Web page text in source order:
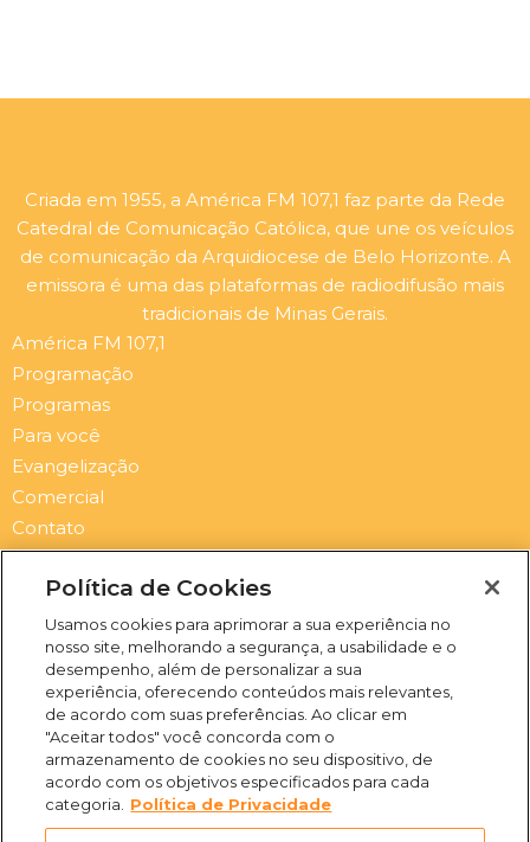
Criada em 1955, a América FM 107,1 faz parte da Rede
Catedral de Comunicação Católica, que une os veículos
de comunicação da Arquidiocese de Belo Horizonte. A
emissora é uma das plataformas de radiodifusão mais
tradicionais de Minas Gerais.
América FM 107,1
Programação
Programas
Para você
Evangelização
Comercial
Contato
Newsletter
Email Submit
F
a
c
e
b
o
o
k
Y
o
u
t
u
b
e
S
p
o
t
i
f
y
(31) 3469-2500
Rua Campo Verde, 103 -
Juliana, Belo Horizonte -
Política de Cookies
Usamos cookies para aprimorar a sua experiência no
nosso site, melhorando a segurança, a usabilidade e o
desempenho, além de personalizar a sua
experiência, oferecendo conteúdos mais relevantes,
de acordo com suas preferências. Ao clicar em
"Aceitar todos" você concorda com o
armazenamento de cookies no seu dispositivo, de
acordo com os objetivos especificados para cada
categoria. Política de Privacidade